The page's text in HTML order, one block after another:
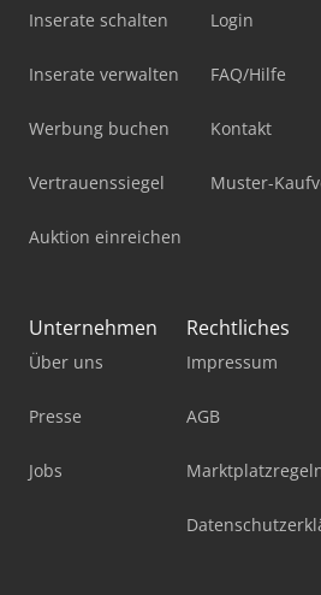
Inserate schalten
Inserate verwalten
Werbung buchen
Vertrauenssiegel
Auktion einreichen
Login
FAQ/Hilfe
Kontakt
Muster-
Unternehmen
Über uns
Presse
Jobs
Rechtliches
Impressum
AGB